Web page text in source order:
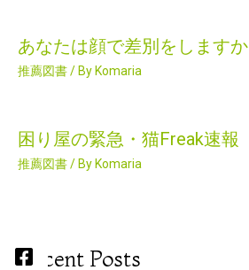
あなたは顔で差別をしますか
推薦図書/ By Komaria
困り屋の緊急・猫Freak速報
推薦図書/ By Komaria
Recent Posts